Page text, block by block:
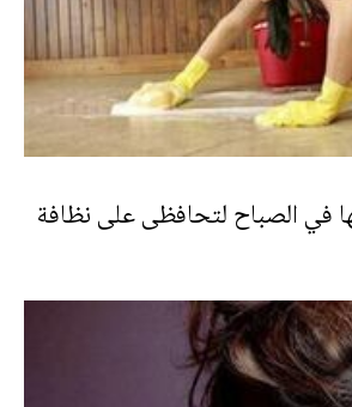
في الصباح لتحافظى على نظافة